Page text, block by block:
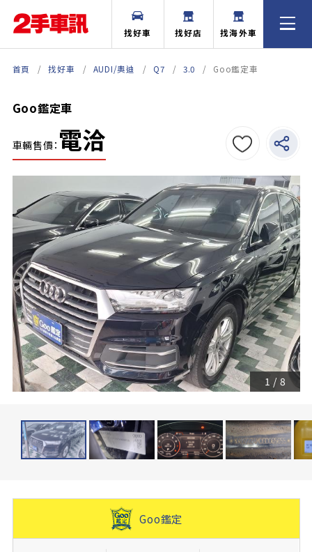
找好車 找好店 找海外車
首頁 找好車 AUDI/奧迪 Q7 3.0 Goo鑑定車
Goo鑑定車
車輛售價： 電洽
1 / 8
Goo鑑定